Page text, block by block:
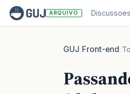
ARQUIVO
GUJ/Front-end/